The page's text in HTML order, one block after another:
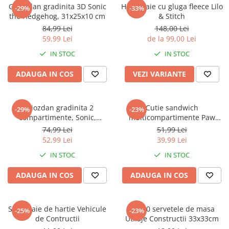
Captain america
Bakugan
Liga Dreptatii
Buzz Lightyear
My Little Pony
Planes
EplusM
Tom & Jerry
Transformers
Top Wings
Incaltaminte baieti
Ghete si cizme baieti
Pantofi baieti
Papuci si slapi baieti
Sandale baieti
Marvel
Monsters Inc.
La casa de papel
Nasa
Kids Euroswan
Rainbow High
Garfield
Nightmare before Christmas
EplusM
Perletti
Arditex
-29%
Ghiozdan gradinita 3D Sonic
the Hedgehog, 31x25x10 cm
84,99 Lei
59,99 Lei
IN STOC
ADAUGA IN COS
-33%
Halat baie cu gluga fleece Lilo
& Stitch
148,00 Lei
de la 99,00 Lei
IN STOC
VEZI VARIANTE
-29%Ghiozdan gradinita 2
compartimente, Sonic,
30x25x12 cm
74,99 Lei
52,99 Lei
IN STOC
ADAUGA IN COS
-23%Cutie sandwich
multicompartimente Paw
Patrol Superpowers
51,99 Lei
39,99 Lei
IN STOC
ADAUGA IN COS
-25%
Set 4 paie de hartie Vehicule
de Contructii
-23%
Set 20 servetele de masa
Utilaje Constructii 33x33cm